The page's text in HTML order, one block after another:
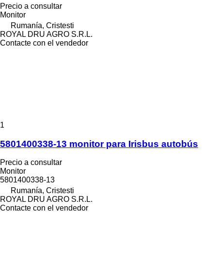
Precio a consultar
Monitor
Rumanía, Cristesti
ROYAL DRU AGRO S.R.L.
Contacte con el vendedor
1
5801400338-13 monitor para Irisbus autobús
Precio a consultar
Monitor
5801400338-13
Rumanía, Cristesti
ROYAL DRU AGRO S.R.L.
Contacte con el vendedor